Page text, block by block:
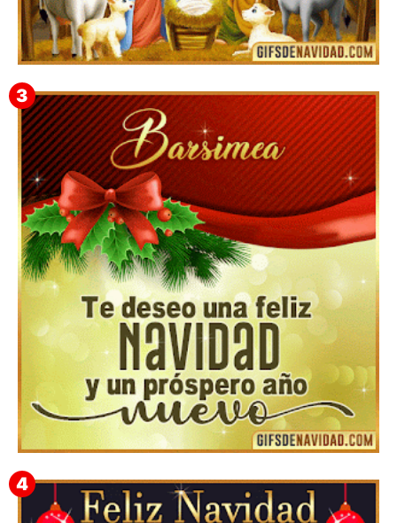
Feliz Navidad y próspero Año Nuevo Nicandro